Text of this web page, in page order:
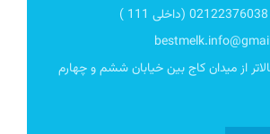
02122376038 (داخلی 111 )
از میدان کاج بین خیابان ششم و چهارم